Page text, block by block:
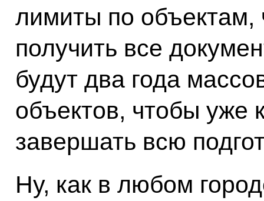
лимиты по
получить все
будут два года
объектов, чтобы уже
завершать всю
Ну, как в любом